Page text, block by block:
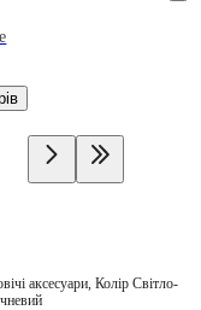
аксесуари, Колір Світло-